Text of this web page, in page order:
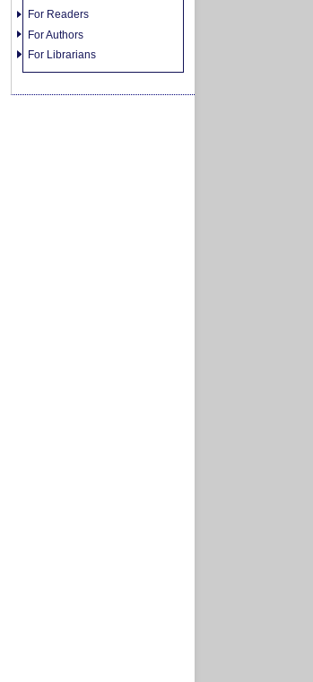
For Readers
For Authors
For Librarians